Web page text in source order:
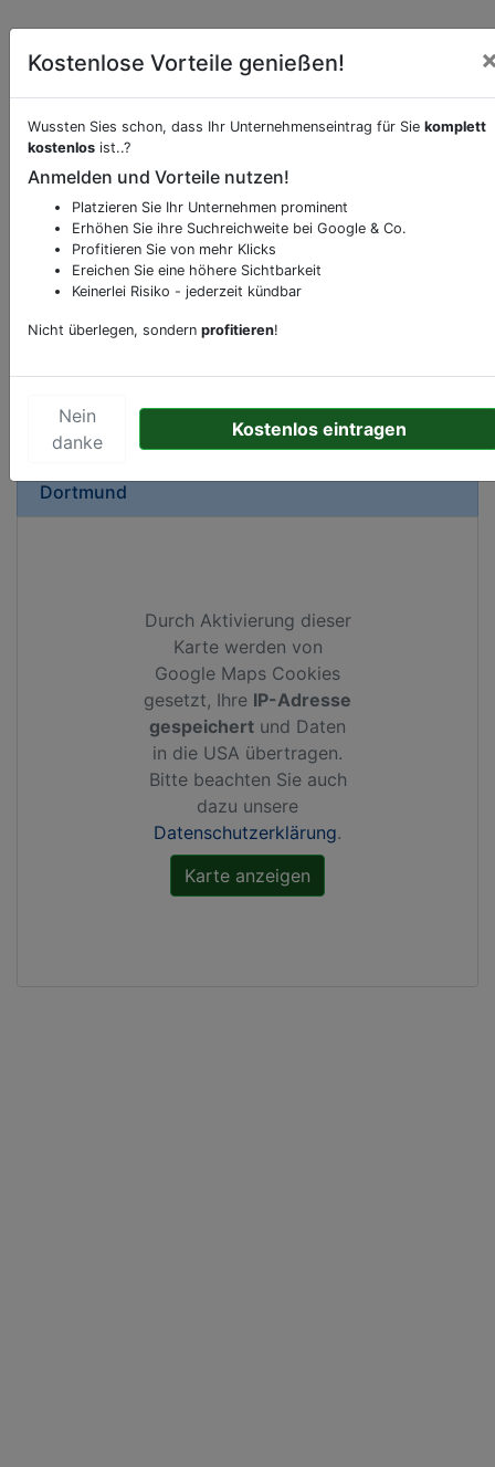
Beschreibung & Services von
Fahrradverleihstation
Sie möchten eine Beschreibung, Dienstleistung
oder andere relevante Informationen hinzufügen?
Klicken Sie bittehierum uns zu kontaktieren.
Gerne erweitern wir Ihren Firmeneintrag um
Ihr Unternehmen anbietet und womit Sie sich von
Dortmund
Durch Aktivierung dieser
Karte werden von
Google Maps Cookies
gesetzt, Ihre IP-Adresse
gespeichert und Daten
in die USA übertragen.
Bitte beachten Sie auch
dazu unsere
Datenschutzerklärung.
Kostenlose Vorteile genießen!
Wussten Sies schon, dass Ihr Unternehmenseintrag für Sie komplett
kostenlos ist..?
Anmelden und Vorteile nutzen!
Platzieren Sie Ihr Unternehmen prominent
Erhöhen Sie ihre Suchreichweite bei Google & Co.
Profitieren Sie von mehr Klicks
Ereichen Sie eine höhere Sichtbarkeit
Keinerlei Risiko - jederzeit kündbar
Nicht überlegen, sondern profitieren!
Nein
danke
Kostenlos eintragen